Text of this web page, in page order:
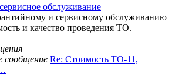
обслуживание
и сервисному обслуживанию
и качество проведения ТО.
сообщение Re: Стоимость ТО-11,